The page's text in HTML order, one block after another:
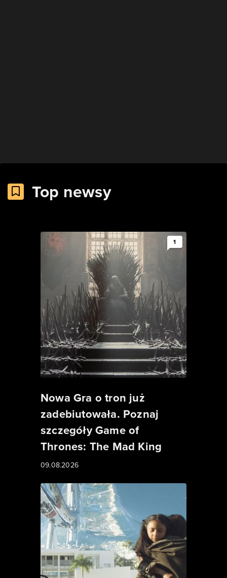
Top newsy
1
Nowa Gra o tron już
zadebiutowała. Poznaj
szczegóły Game of
Thrones: The Mad King
09.08.2026